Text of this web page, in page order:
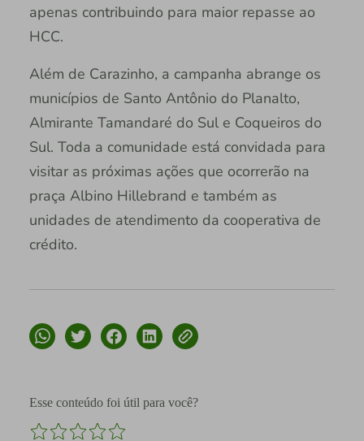
apenas contribuindo para maior repasse ao
HCC.
Além de Carazinho, a campanha abrange os
municípios de Santo Antônio do Planalto,
Almirante Tamandaré do Sul e Coqueiros do
Sul. Toda a comunidade está convidada para
visitar as próximas ações que ocorrerão na
praça Albino Hillebrand e também as
unidades de atendimento da cooperativa de
crédito.
Esse conteúdo foi útil para você?